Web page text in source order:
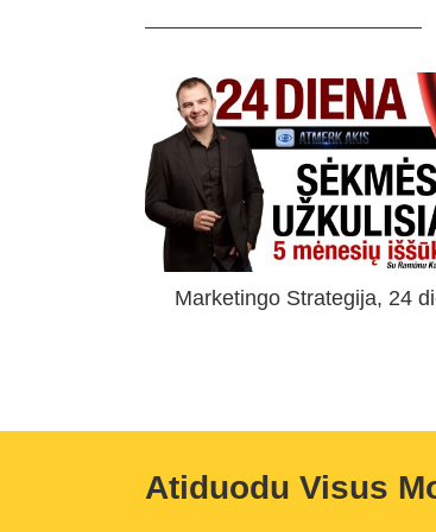
Marketingo Strategija, 24
Atiduodu Visus